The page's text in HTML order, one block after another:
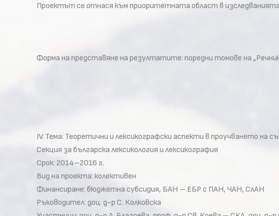
Проектът се отнася към приоритетната област в
Форма на представяне на резултатите: поредни томове на „Речник
IV. Тема: Теоретични и лексикографски аспекти в проучването на
Секция за българска лексикология и лексикография
Срок: 2014–2016 г.
Вид на проекта: колективен
Финансиране: бюджетна субсидия, БАН – ЕБР с ПАН, ЧАН, СлАН
Ръководител: доц. д-р С. Колковска